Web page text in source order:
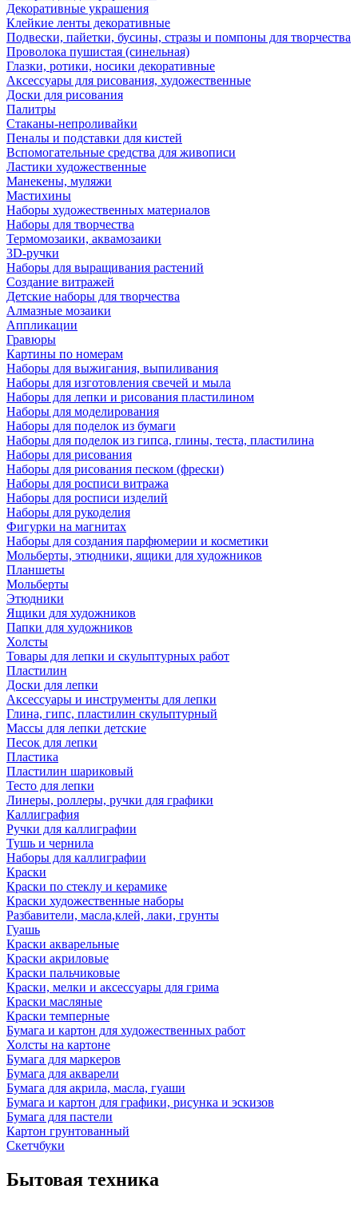
Декоративные украшения
Клейкие ленты декоративные
Подвески, пайетки, бусины, стразы и помпоны для творчества
Проволока пушистая (синельная)
Глазки, ротики, носики декоративные
Аксессуары для рисования, художественные
Доски для рисования
Палитры
Стаканы-непроливайки
Пеналы и подставки для кистей
Вспомогательные средства для живописи
Ластики художественные
Манекены, муляжи
Мастихины
Наборы художественных материалов
Наборы для творчества
Термомозаики, аквамозаики
3D-ручки
Наборы для выращивания растений
Создание витражей
Детские наборы для творчества
Алмазные мозаики
Аппликации
Гравюры
Картины по номерам
Наборы для выжигания, выпиливания
Наборы для изготовления свечей и мыла
Наборы для лепки и рисования пластилином
Наборы для моделирования
Наборы для поделок из бумаги
Наборы для поделок из гипса, глины, теста, пластилина
Наборы для рисования
Наборы для рисования песком (фрески)
Наборы для росписи витража
Наборы для росписи изделий
Наборы для рукоделия
Фигурки на магнитах
Наборы для создания парфюмерии и косметики
Мольберты, этюдники, ящики для художников
Планшеты
Мольберты
Этюдники
Ящики для художников
Папки для художников
Холсты
Товары для лепки и скульптурных работ
Пластилин
Доски для лепки
Аксессуары и инструменты для лепки
Глина, гипс, пластилин скульптурный
Массы для лепки детские
Песок для лепки
Пластика
Пластилин шариковый
Тесто для лепки
Линеры, роллеры, ручки для графики
Каллиграфия
Ручки для каллиграфии
Тушь и чернила
Наборы для каллиграфии
Краски
Краски по стеклу и керамике
Краски художественные наборы
Разбавители, масла,клей, лаки, грунты
Гуашь
Краски акварельные
Краски акриловые
Краски пальчиковые
Краски, мелки и аксессуары для грима
Краски масляные
Краски темперные
Бумага и картон для художественных работ
Холсты на картоне
Бумага для маркеров
Бумага для акварели
Бумага для акрила, масла, гуаши
Бумага и картон для графики, рисунка и эскизов
Бумага для пастели
Картон грунтованный
Скетчбуки
Бытовая техника